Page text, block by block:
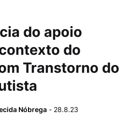
do apoio
do
Transtorno do
Nóbrega - 28.8.23